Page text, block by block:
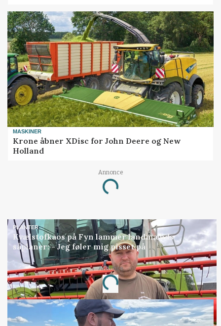
MASKINER
Krone åbner XDisc for John Deere og New
Holland
Annonce
Loading...
PLANTER
Kvælstofkaos på Fyn lammer landmænds
såplaner: - Jeg føler mig pisset på
Annonce
Loading...